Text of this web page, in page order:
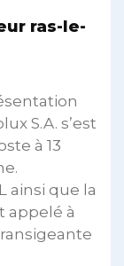
ras-le-
S.A. s’est
à 13
ainsi que la
appelé à